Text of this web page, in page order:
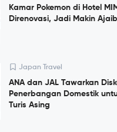
Kamar Pokemon di Hotel
Direnovasi, Jadi Makin
Japan Travel
ANA dan JAL Tawarkan
Penerbangan Domestik
Turis Asing